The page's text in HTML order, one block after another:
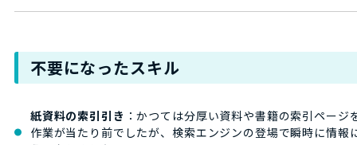
不要になったスキル
紙資料の索引引き ：かつては分厚い資料や書籍の索引ページ
作業が当たり前でしたが、検索エンジンの登場で瞬時に情報